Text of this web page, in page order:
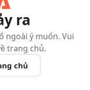
ra
ngoài ý muốn. Vui
trang chủ.
chủ